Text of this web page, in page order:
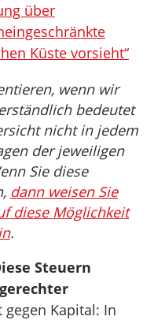
über
Küste vorsieht“
wenn wir
bedeutet
nicht in jedem
der jeweiligen
Sie diese
dann weisen Sie
diese Möglichkeit
.
Steuern
gegen Kapital: In